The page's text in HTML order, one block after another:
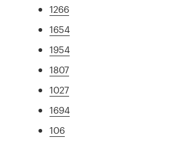
1266
1654
1954
1807
1027
1694
106